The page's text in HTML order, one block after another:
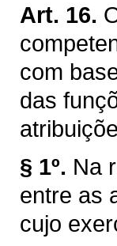
Art. 16.
com
das
§ 1º. Na
entre as
cujo